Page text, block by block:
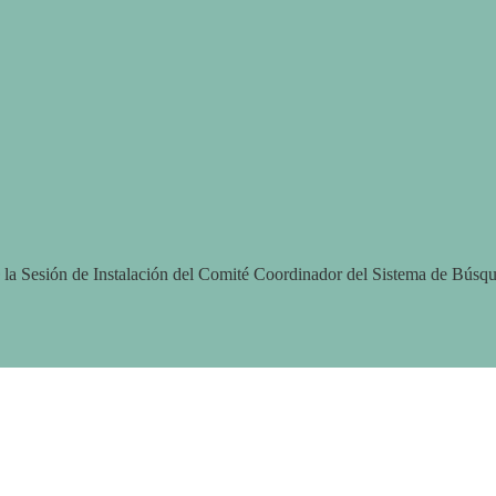
Sesión de Instalación del Comité Coordinador del Sistema de